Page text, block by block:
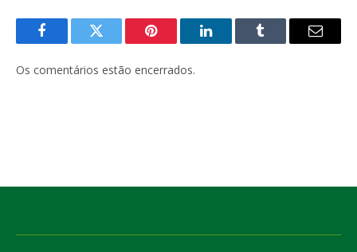
FacebookTwitter Pinterest LinkedInTumblr
E-
Os comentários estão encerrados.